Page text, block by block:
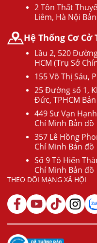
2 Tôn Thất
Liêm, Hà Nội
Hệ Thống Cơ Cở
Lầu 2, 520
HCM (Trụ Sở
155 Võ Thị Sáu,
25 Đường số 1,
Đức, TPHCM
449 Sư Vạn
Chí Minh Bản đồ
357 Lê Hồng
Chí Minh Bản đồ
Số 9 Tô Hiến
Chí Minh Bản đồ
THEO DÕI MẠNG XÃ HỘI